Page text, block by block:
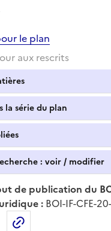
le plan
aux rescrits
la série du plan
: voir / modifier
de publication du
: BOI-IF-CFE-
le document au